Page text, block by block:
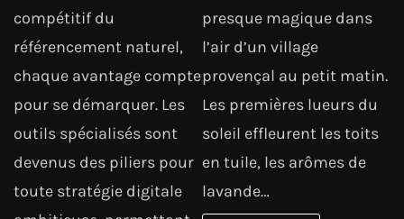
compétitif du
référencement naturel,
chaque avantage compte
pour se démarquer. Les
outils spécialisés sont
devenus des piliers pour
toute stratégie digitale
presque magique dans
l’air d’un village
provençal au petit matin.
Les premières lueurs du
soleil effleurent les toits
en tuile, les arômes de
lavande…